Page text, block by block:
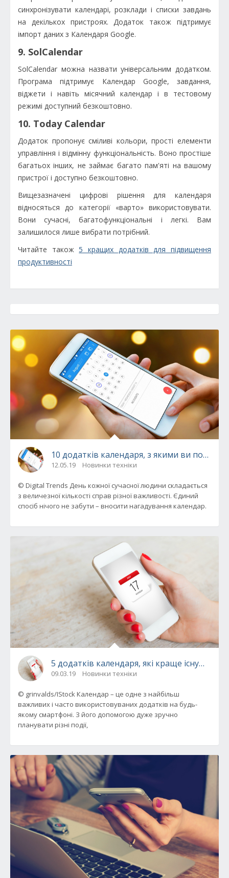
синхронізувати календарі, розклади і списки завдань
на декількох пристроях. Додаток також підтримує
імпорт даних з Календаря Google.
9. SolCalendar
SolCalendar можна назвати універсальним додатком.
Програма підтримує Календар Google, завдання,
віджети і навіть місячний календар і в тестовому
режимі доступний безкоштовно.
10. Today Calendar
Додаток пропонує сміливі кольори, прості елементи
управління і відмінну функціональність. Воно простіше
багатьох інших, не займає багато пам'яті на вашому
пристрої і доступно безкоштовно.
Вищезазначені цифрові рішення для календаря
відносяться до категорії «варто» використовувати.
Вони сучасні, багатофункціональні і легкі. Вам
залишилося лише вибрати потрібний.
Читайте також 5 кращих додатків для підвищення
продуктивності
10 додатків календаря, з якими ви почнете
12.05.19 Новинки техніки
© Digital Trends День кожної сучасної людини складається
з величезної кількості справ різної важливості. Єдиний
спосіб нічого не забути – вносити нагадування календар.
5 додатків календаря, які краще
09.03.19 Новинки техніки
© grinvalds/IStock Календар – це одне з найбільш
важливих і часто використовуваних додатків на будь-
якому смартфоні. З його допомогою дуже зручно
планувати різні події,